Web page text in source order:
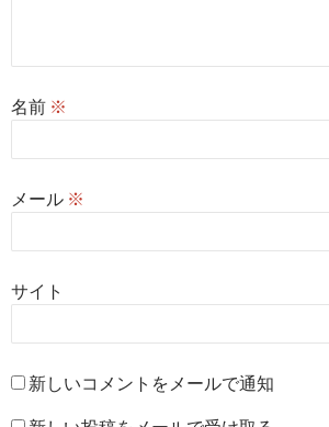
名前 ※
メール ※
サイト
新しいコメントをメールで通知